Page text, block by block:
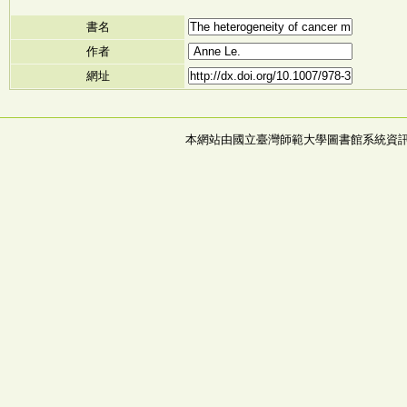
書名
作者
網址
本網站由國立臺灣師範大學圖書館系統資